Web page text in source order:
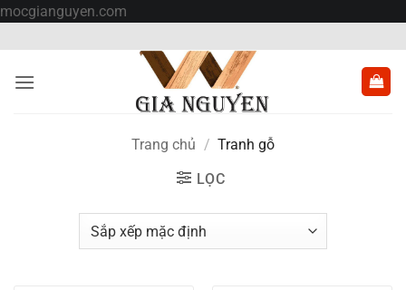
mocgianguyen.com
nội
dung
Trang chủ / Tranh gỗ
LỌC